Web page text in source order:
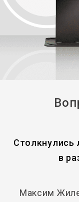
Столкнулись
в
Максим